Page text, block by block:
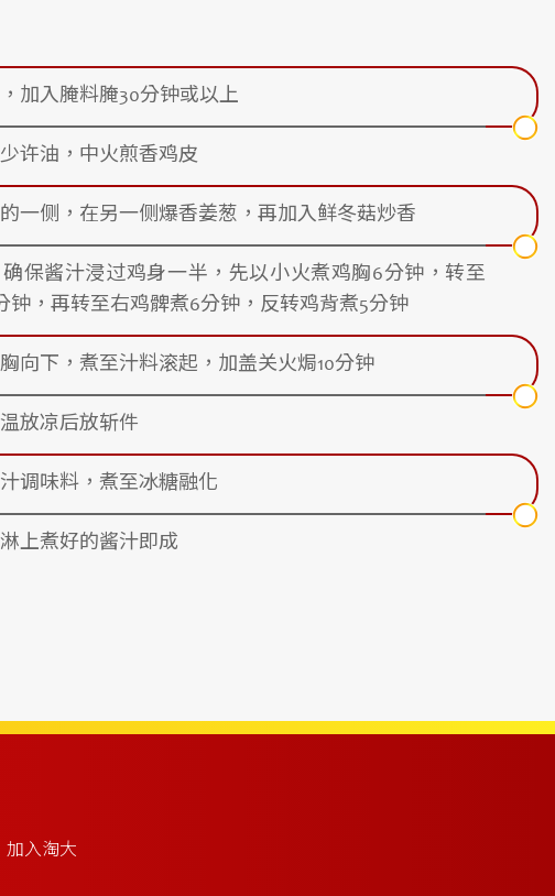
加入腌料腌30分钟或以上
许油，中火煎香鸡皮
一侧，在另一侧爆香姜葱，再加入鲜冬菇炒香
保酱汁浸过鸡身一半，先以小火煮鸡胸6分钟，转至
钟，再转至右鸡髀煮6分钟，反转鸡背煮5分钟
向下，煮至汁料滚起，加盖关火焗10分钟
放凉后放斩件
调味料，煮至冰糖融化
上煮好的酱汁即成
加入淘大